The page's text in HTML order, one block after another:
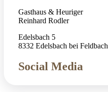
Gasthaus & Heuriger
Reinhard Rodler
Edelsbach 5
8332 Edelsbach bei Feldbach
Social Media